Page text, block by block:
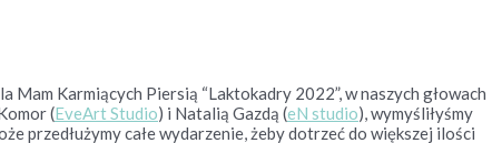
Karmiących Piersią “Laktokadry 2022”, w naszych głowach
(EveArt Studio) i Natalią Gazdą (eN studio), wymyśliłyśmy
przedłużymy całe wydarzenie, żeby dotrzeć do większej ilości